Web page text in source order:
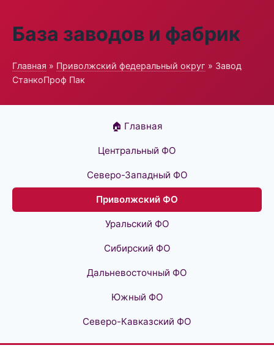
База заводов и фабрик
Главная » Приволжский федеральный округ » Завод
СтанкоПроф Пак
🏠 Главная
Центральный ФО
Северо-Западный ФО
Приволжский ФО
Уральский ФО
Сибирский ФО
Дальневосточный ФО
Южный ФО
Северо-Кавказский ФО